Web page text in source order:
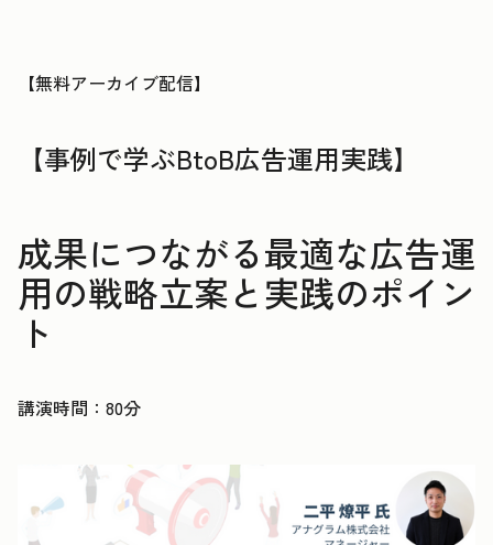
【無料アーカイブ配信】
【事例で学ぶBtoB広告運用実践】
成果につながる最適な広告運
用の戦略立案と実践のポイン
ト
講演時間：80分